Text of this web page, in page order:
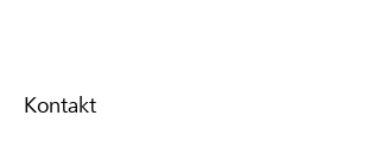
Kontakt